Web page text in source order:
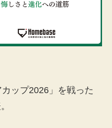
カップ2026」を戦った